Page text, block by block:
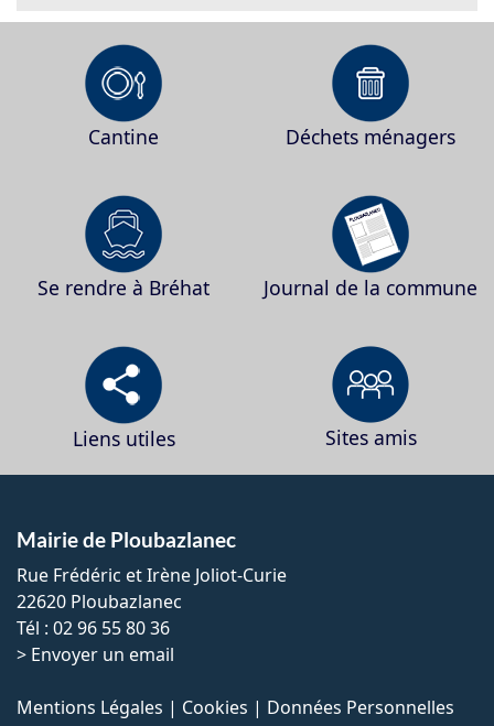
Cantine Déchets ménagers
Se rendre à Bréhat Journal de la commune
Liens utiles Sites amis
Mairie de Ploubazlanec
Rue Frédéric et Irène Joliot-Curie
22620 Ploubazlanec
Tél : 02 96 55 80 36
> Envoyer un email
Mentions Légales | Cookies | Données Personnelles